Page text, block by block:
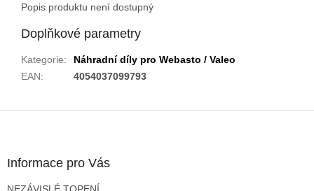
Popis produktu není dostupný
Doplňkové parametry
Kategorie:
Náhradní díly pro Webasto / Valeo
EAN: 4054037099793
Informace pro Vás